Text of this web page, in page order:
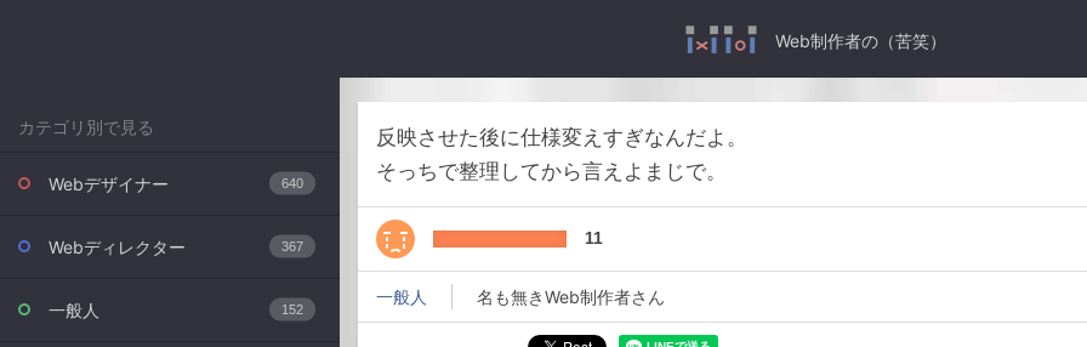
Web制作者の（苦笑）
カテゴリ別で見る
Webデザイナー 640
Webディレクター 367
一般人 152
反映させた後に仕様変えすぎなんだよ。
そっちで整理してから言えよまじで。
11
一般人 名も無きWeb制作者さん